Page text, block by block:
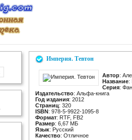
Империя. Тевтон
Автор:
Название:
Серия:
Издательство: Альфа-книга
Год издания: 2012
Страниц: 320
ISBN: 978-5-9922-1095-8
Формат: RTF, FB2
Размер: 6,67 МБ
Язык: Русский
Качество: Отличное